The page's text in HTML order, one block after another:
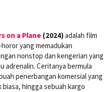
on a Plane (2024)adalah film
yang memadukan
nonstop dan kengerian yang
adrenalin. Ceritanya bermula
penerbangan komersial yang
biasa, hingga sebuah kargo